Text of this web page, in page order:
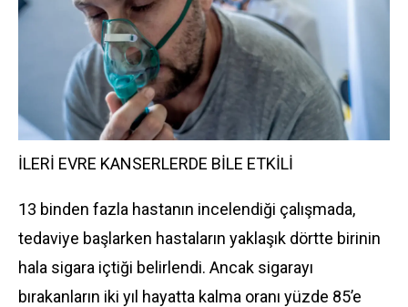
İLERİ EVRE KANSERLERDE BİLE ETKİLİ
13 binden fazla hastanın incelendiği çalışmada,
tedaviye başlarken hastaların yaklaşık dörtte birinin
hala sigara içtiği belirlendi. Ancak sigarayı
bırakanların iki yıl hayatta kalma oranı yüzde 85’e